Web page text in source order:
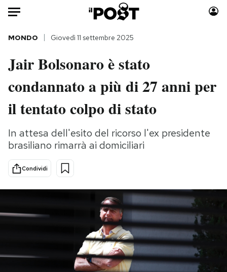
Auto
HOME
Italia
Politica
Tecnologia
Internet
Scienza
Cultura
Economia
Moda
Consumismi
Storie/Idee
Ok Boomer!
Altrecose
Mondiali calcio 2026
MONDO Giovedì 11 settembre 2025
Jair Bolsonaro è stato
condannato a più di 27 anni per
il tentato colpo di stato
In attesa dell'esito del ricorso l'ex presidente
brasiliano rimarrà ai domiciliari
Condividi